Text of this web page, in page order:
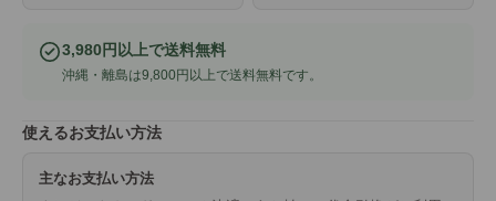
3,980円以上で送料無料
沖縄・離島は9,800円以上で送料無料です。
使えるお支払い方法
主なお支払い方法